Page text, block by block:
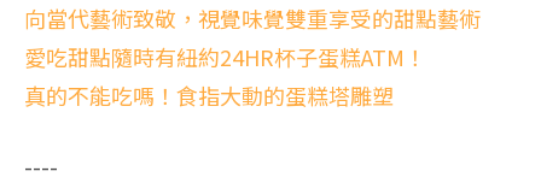
向當代藝術致敬，視覺味覺雙重享受的甜點藝術
愛吃甜點隨時有紐約24HR杯子蛋糕ATM！
真的不能吃嗎！食指大動的蛋糕塔雕塑
----